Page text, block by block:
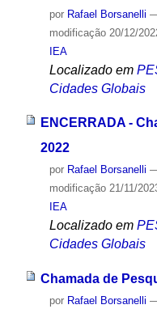
por Rafael Borsanelli
modificação20/12/
IEA
Localizado em
Cidades Globais
ENCERRADA -
2022
por Rafael Borsanelli
modificação21/11/
IEA
Localizado em
Cidades Globais
Chamada de
por Rafael Borsanelli